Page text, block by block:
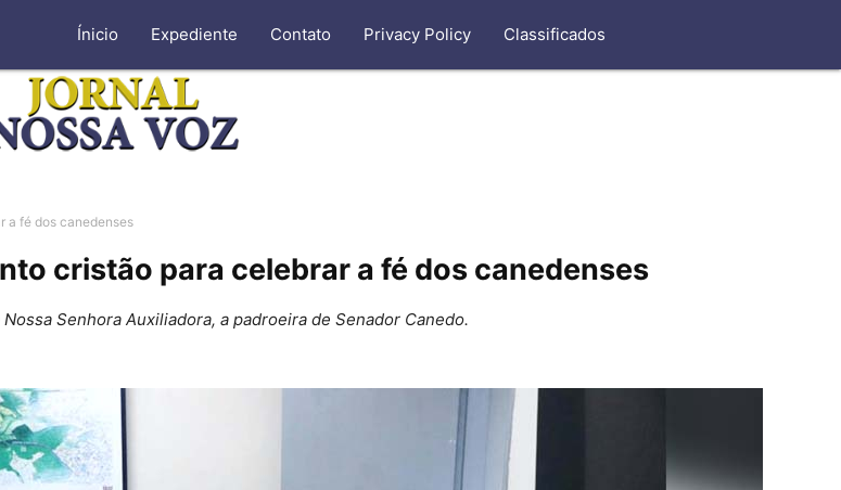
Ínicio Expediente Contato Privacy Policy Classificados
a fé dos canedenses
cristão para celebrar a fé dos canedenses
Senhora Auxiliadora, a padroeira de Senador Canedo.